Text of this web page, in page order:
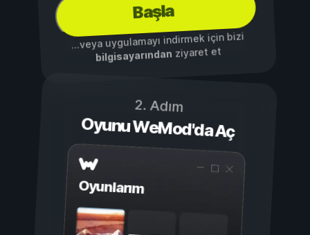
Başla
...veya uygulamayı indirmek için bizi
bilgisayarından ziyaret et
2. Adım
Oyunu WeMod'da Aç
Oyunlarım